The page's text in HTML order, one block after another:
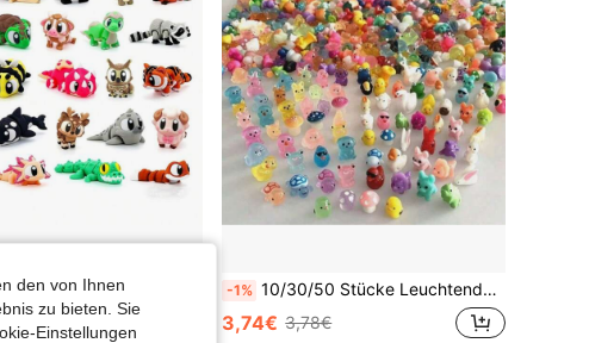
-1% 10/30/50 Stücke Leuchtende kleine Tierfiguren im Dunkeln - Leuchtende Kunststoffenten, Delfine, Frösche, Kaninchen, kleine Statuen, keine Energie erforderlich, Gartendekoration, Party, Miniaturlandschaft, Aquarium, Puppendekoration, Partydekoration | Leuchtend im Dunkeln | Strapazierfähiger Kunststoff - Zufällige Farben und Stile, Partygeschenke
3,74€ 3,78€
den von Ihnen
zu bieten. Sie
Einstellungen